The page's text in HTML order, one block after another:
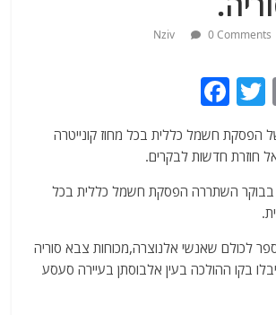
Nziv 0 Comments
E
m
ai
l
T
itt
er
a
c
e
b
o
o
הפסקת חשמל כללית בכל מחוז קונייטרה
חוזרת חדשות לבקרים.
היום בשעה 11:00 בבוקר השתררה הפסקת חשמל כללית בכל
לכולם שאנשי אלנוצרה,מכוחות צבא סוריה
בקו ההולכה בעין אלבוסתן בעיירה סעסע